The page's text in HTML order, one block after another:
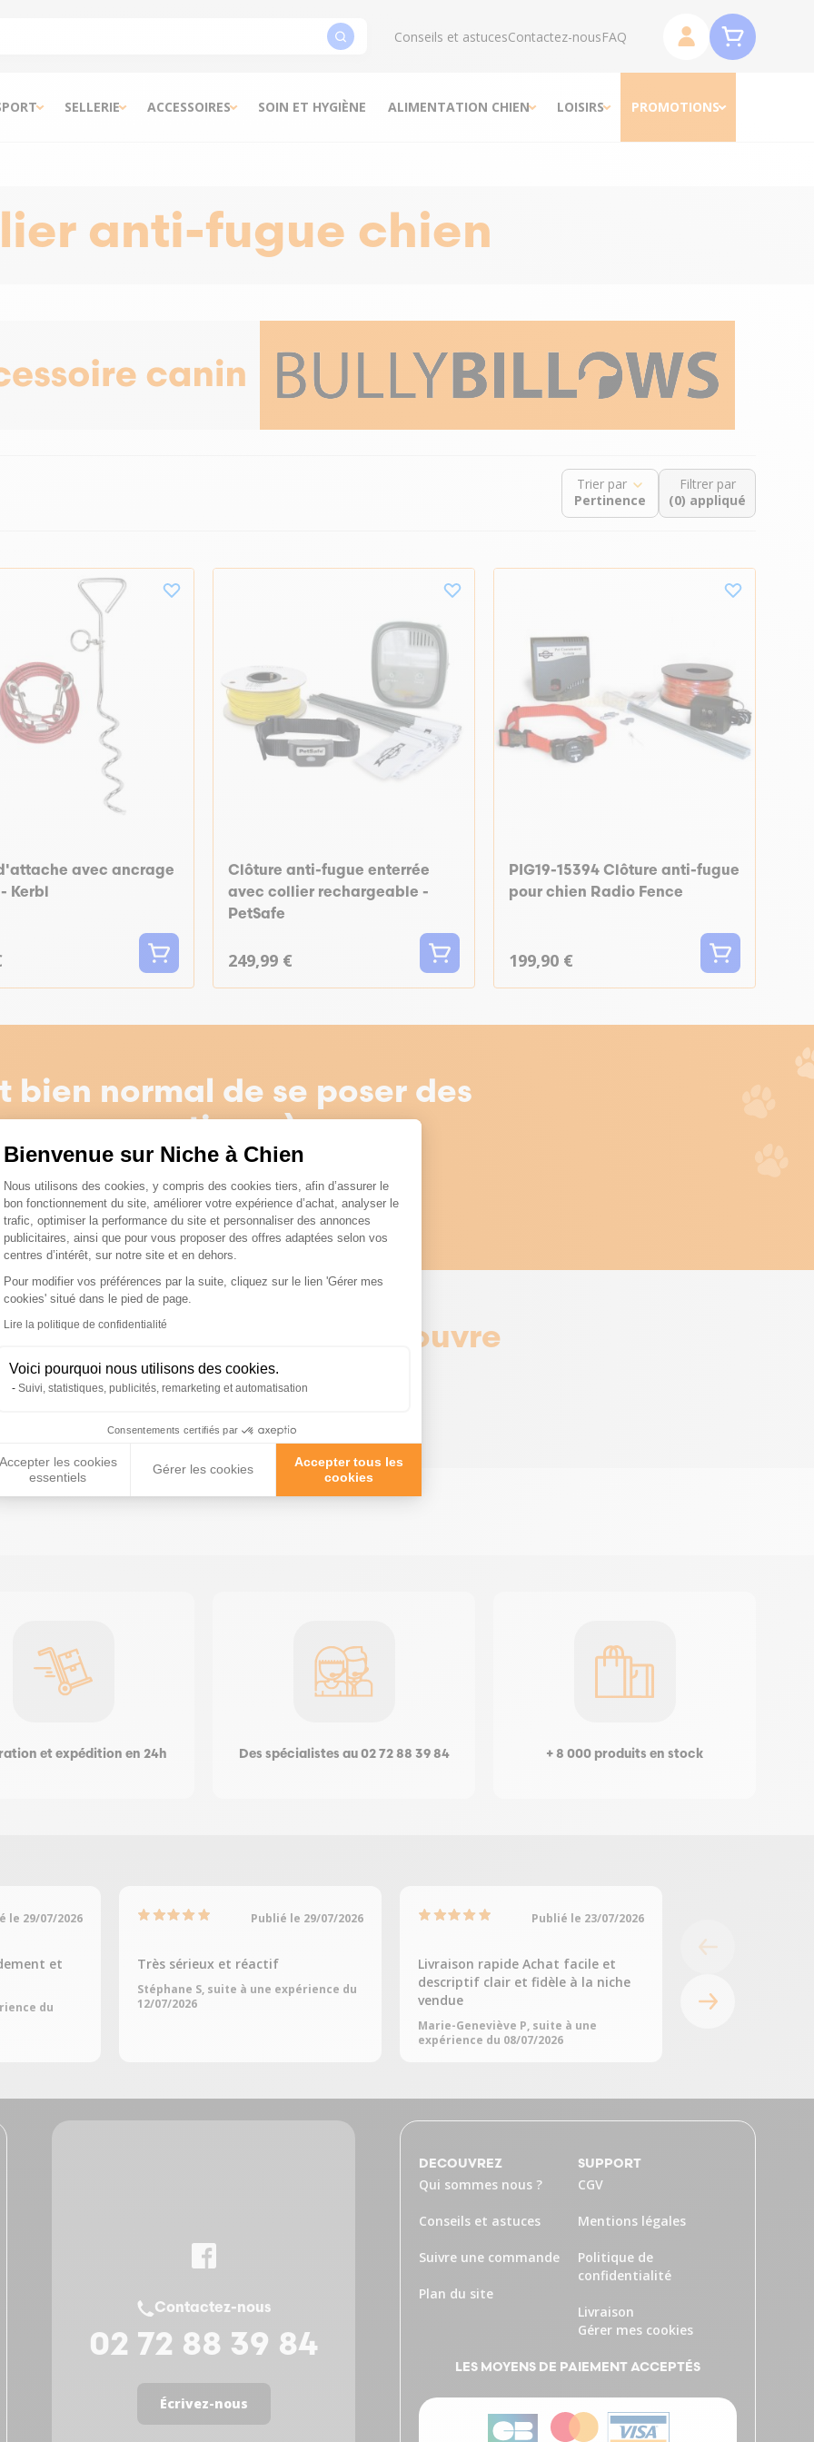
Bienvenue sur Niche à Chien
Plateforme de Gestion du Consentement : Personnalisez vos Options
Nous utilisons des cookies, y compris des cookies tiers, afin d’assurer le
bon fonctionnement du site, améliorer votre expérience d’achat, analyser le
trafic, optimiser la performance du site et personnaliser des annonces
publicitaires, ainsi que pour vous proposer des offres adaptées selon vos
centres d’intérêt, sur notre site et en dehors.
Pour modifier vos préférences par la suite, cliquez sur le lien 'Gérer mes
cookies' situé dans le pied de page.
Lire la politique de confidentialité
Voici pourquoi nous utilisons des cookies.
Suivi, statistiques, publicités, remarketing et automatisation
Consentements certifiés par
les cookies
essentiels
Gérer les cookies
Accepter tous les
cookies
Axeptio consent
Conseils et astucesContactez-nousFAQ
SELLERIE ACCESSOIRES SOIN ET HYGIÈNE ALIMENTATION CHIEN LOISIRS PROMOTIONS
anti-fugue chien
Trier par
Filtrer par
(0) appliqué
avec ancrage
Kerbl
Clôture anti-fugue enterrée
avec collier rechargeable -
PetSafe
249,99 €
PIG19-15394 Clôture anti-fugue
pour chien Radio Fence
199,90 €
bien normal de se poser des
questions :)
Voir nos conseils et astuces
des chiens, je découvre
Collier de
Collier de
Collier anti-
et expédition en 24h Des spécialistes au 02 72 88 39 84 + 8 000 produits en stock
le 29/07/2026
et
du
Publié le 29/07/2026
Très sérieux et réactif
Stéphane S, suite à une expérience du
12/07/2026
Publié le 23/07/2026
Livraison rapide Achat facile et
descriptif clair et fidèle à la niche
vendue
Marie-Geneviève P, suite à une
expérience du 08/07/2026
05/07/2026
Contactez-nous
02 72 88 39 84
Écrivez-nous
DECOUVREZ
Qui sommes nous ?
Conseils et astuces
Suivre une commande
Plan du site
SUPPORT
CGV
Mentions légales
Politique de
confidentialité
Livraison
Gérer mes cookies
LES MOYENS DE PAIEMENT ACCEPTÉS